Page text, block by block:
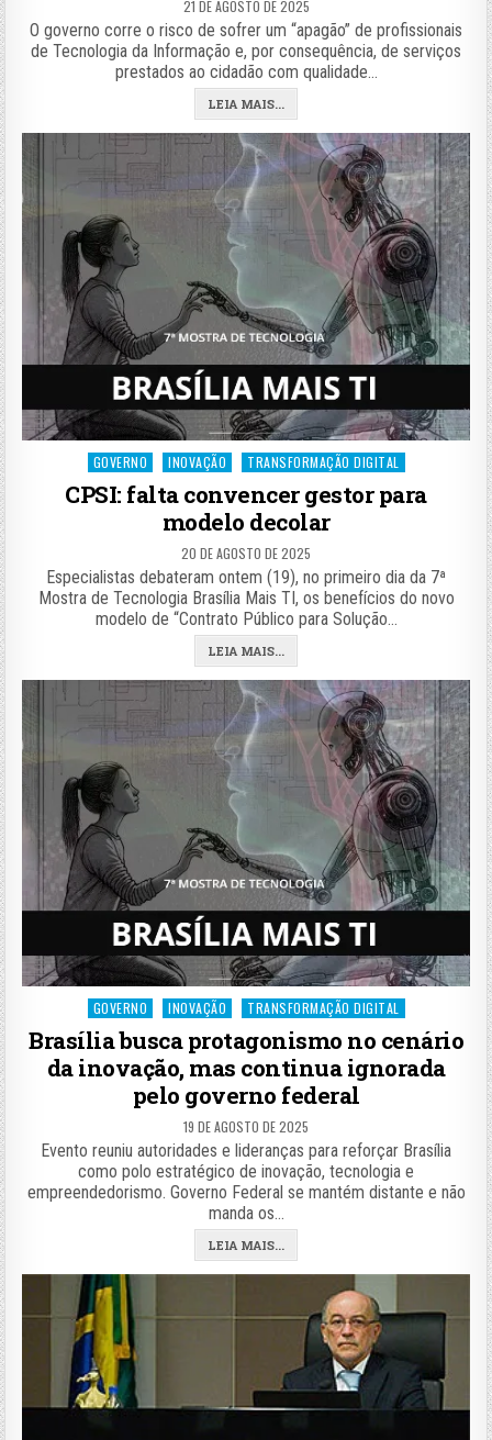
21 DE AGOSTO DE 2025
O governo corre o risco de sofrer um “apagão” de profissionais
de Tecnologia da Informação e, por consequência, de serviços
prestados ao cidadão com qualidade…
LEIA MAIS...
Posted
GOVERNO INOVAÇÃO TRANSFORMAÇÃO DIGITAL
CPSI: falta convencer gestor para
modelo decolar
20 DE AGOSTO DE 2025
Especialistas debateram ontem (19), no primeiro dia da 7ª
Mostra de Tecnologia Brasília Mais TI, os benefícios do novo
modelo de “Contrato Público para Solução…
LEIA MAIS...
Posted
in
GOVERNO INOVAÇÃO TRANSFORMAÇÃO DIGITAL
Brasília busca protagonismo no cenário
da inovação, mas continua ignorada
pelo governo federal
19 DE AGOSTO DE 2025
Evento reuniu autoridades e lideranças para reforçar Brasília
como polo estratégico de inovação, tecnologia e
empreendedorismo. Governo Federal se mantém distante e não
manda os…
LEIA MAIS...